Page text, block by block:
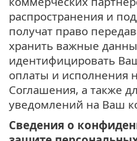
распространения и
получат право
хранить важные
идентифицировать
оплаты и исполнения
Соглашения, а также
уведомлений на Ваш
Сведения о